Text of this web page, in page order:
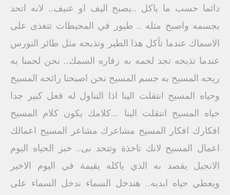
دائما حسب ما ياكل ..يصبح اليف او عنيف.. لانه اتحد
بجسمه واصبح مثله .. طيور في المحيطات تتغذى على
الاسماك عندما تأكل هذا الطير وتذبحه مثل طائر النورس
عندما تذبحه تجد لحمه به زفاره السمك.. نحن لحمنا به
ريحه المسيح به جسم المسيح نحن اصبحنا رائحه المسيح
وحياه المسيح انتقلت الينا اذا التناول له فعل كبير جدا
حياه المسيح انتقلت الينا ...كلامك يكون كلام المسيح
افكارك افكار المسيح مشاعرك مشاعر المسيح اعمالك
اعمال المسيح لانك تاخذة وتتحد بى.. خبز الحياه اليوم
الانجيل يقصد به الذي ياكله يقيمة في اليوم الاخير
ويعطي حياه ابديه.. هندخل السماء ندخل السماء على